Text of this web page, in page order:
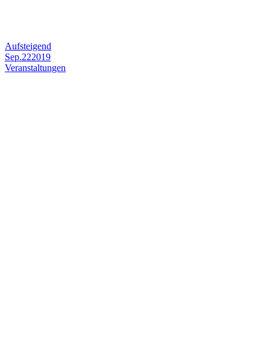
Aufsteigend
Sep.222019
Veranstaltungen